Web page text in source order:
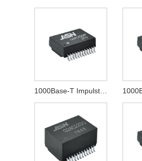
1000Base-T Impulstransformator